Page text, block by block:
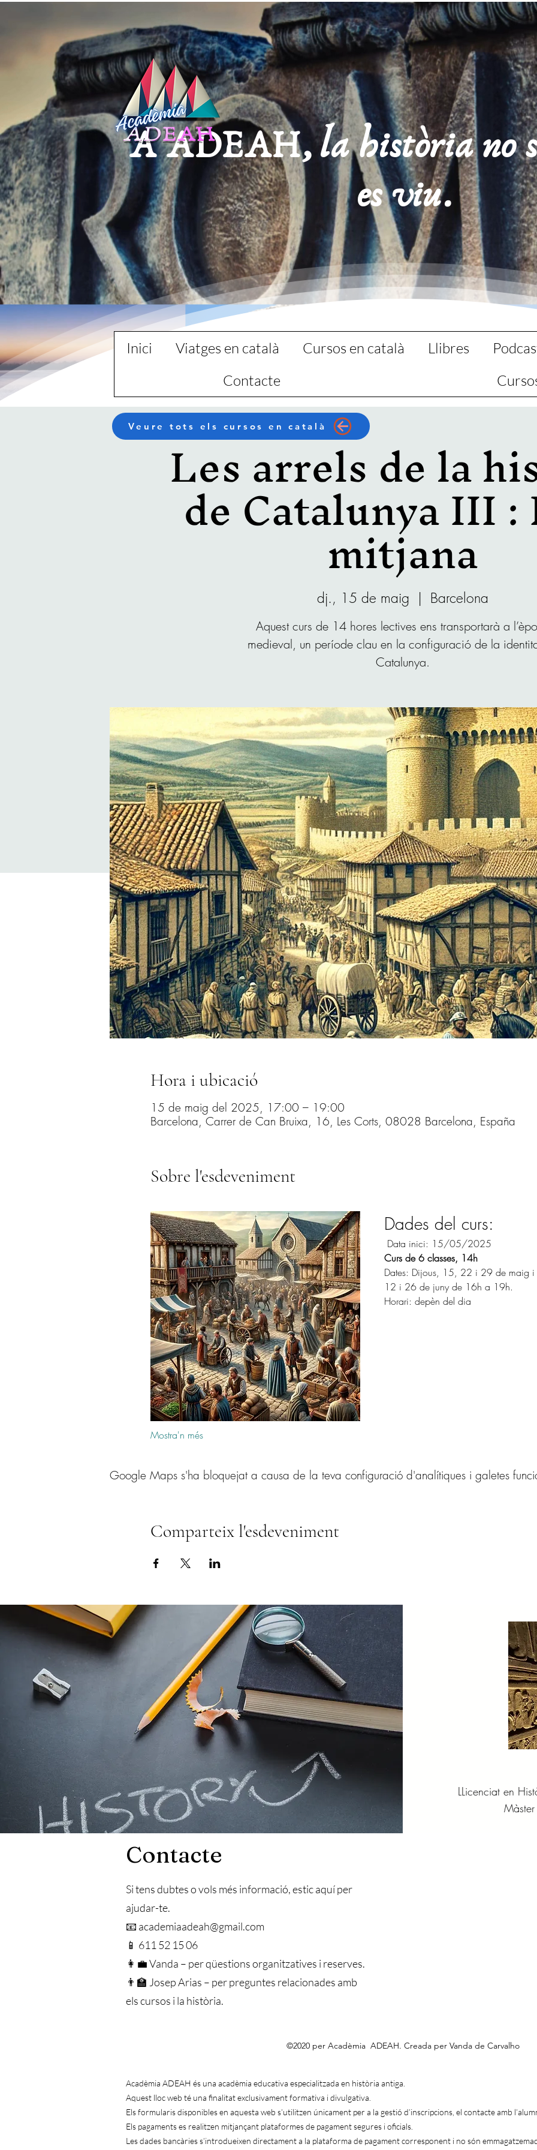
A ADEAH, la història no
es viu.
Inici Viatges en català Cursos en català Llibres
Contacte
Les arrels de la
de Catalunya III
mitjana
dj., 15 de maig
  |
Barcelona
Aquest curs de 14 hores lectives ens transportarà a
medieval, un període clau en la configuració de la
Catalunya.
Hora i ubicació
15 de maig del 2025, 17:00 – 19:00
Barcelona, Carrer de Can Bruixa, 16, Les Corts, 08028 Barcelona, España
Sobre l'esdeveniment
Dades del curs:
Data inici: 15/05/2025
Curs de 6 classes, 14h
Dates: Dijous, 15, 22 i 29 de maig
12 i 26 de juny de 16h a 19h.
Horari: depèn del dia
Mostra'n més
Google Maps s'ha bloquejat a causa de la teva configuració d'analítiques i galetes
Comparteix l'esdeveniment
Veure tots els cursos en català
LLicenciat en
Contacte
Si tens dubtes o vols més informació, estic aquí per
ajudar-te.
📧 academiaadeah@gmail.com
📱 611 52 15 06
👩‍💼 Vanda – per qüestions organitzatives i reserves.
👨‍🏫 Josep Arias – per preguntes relacionades amb
els cursos i la història.
©2020 per Acadèmia ADEAH. Creada per Vanda de Carvalho
Acadèmia ADEAH és una acadèmia educativa especialitzada en història antiga.
Aquest lloc web té una finalitat exclusivament formativa i divulgativa.
Els formularis disponibles en aquesta web s’utilitzen únicament per a la gestió d’inscripcions, el contacte amb
Els pagaments es realitzen mitjançant plataformes de pagament segures i oficials.
Les dades bancàries s’introdueixen directament a la plataforma de pagament corresponent i no són